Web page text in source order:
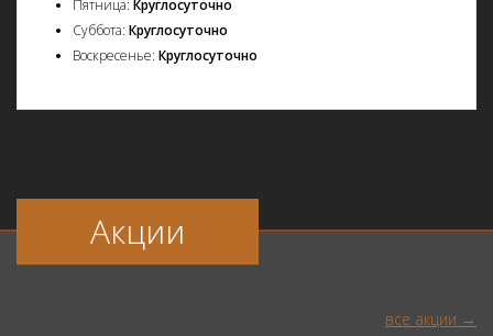
Пятница: Круглосуточно
Суббота: Круглосуточно
Воскресенье: Круглосуточно
Акции
все акции